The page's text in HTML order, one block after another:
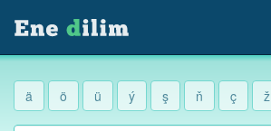
ä ö ü ý ş ň ç ž